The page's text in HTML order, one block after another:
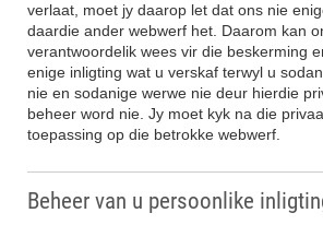
verlaat, moet jy daarop let dat ons nie
daardie ander webwerf het. Daarom kan
verantwoordelik wees vir die beskerming
enige inligting wat u verskaf terwyl u
nie en sodanige werwe nie deur hierdie
beheer word nie. Jy moet kyk na die
toepassing op die betrokke webwerf.
Beheer van u persoonlike